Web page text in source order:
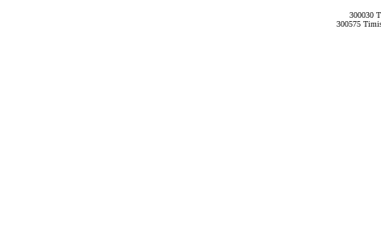
300030
300575